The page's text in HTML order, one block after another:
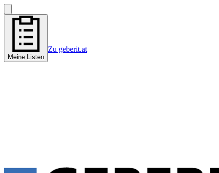
Meine Listen
Zu geberit.at